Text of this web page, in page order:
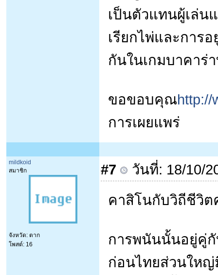
เป็นตัวแทนผู้เล่น
เรียกไพ่และการ
กันในเกมบาคาร่
ขอขอบคุณhttp://
การเผยแพร่
mildkoid
สมาชิก
จังหวัด: ตาก
โพสต์: 16
#7
วันที่: 18/10/
คาสิโนกับวิถีชีวิต
การพนันนั้นอยู่คู่
ก่อนไทยส่วนใหญ่